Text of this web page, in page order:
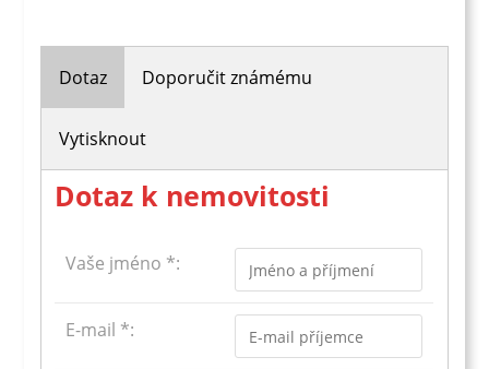
Dotaz Doporučit známému
Vytisknout
Dotaz k nemovitosti
Vaše jméno *:
E-mail *: